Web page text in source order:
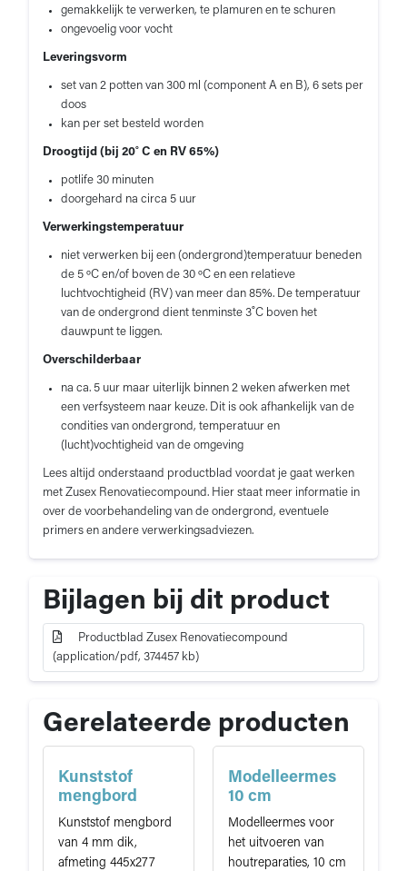
gemakkelijk te verwerken, te plamuren en te schuren
ongevoelig voor vocht
Leveringsvorm
set van 2 potten van 300 ml (component A en B), 6 sets per
doos
kan per set besteld worden
Droogtijd (bij 20˚ C en RV 65%)
potlife 30 minuten
doorgehard na circa 5 uur
Verwerkingstemperatuur
niet verwerken bij een (ondergrond)temperatuur beneden
de 5 ºC en/of boven de 30 ºC en een relatieve
luchtvochtigheid (RV) van meer dan 85%. De temperatuur
van de ondergrond dient tenminste 3˚C boven het
dauwpunt te liggen.
Overschilderbaar
na ca. 5 uur maar uiterlijk binnen 2 weken afwerken met
een verfsysteem naar keuze. Dit is ook afhankelijk van de
condities van ondergrond, temperatuur en
(lucht)vochtigheid van de omgeving
Lees altijd onderstaand productblad voordat je gaat werken
met Zusex Renovatiecompound. Hier staat meer informatie in
over de voorbehandeling van de ondergrond, eventuele
primers en andere verwerkingsadviezen.
Bijlagen bij dit product
Productblad Zusex Renovatiecompound
(application/pdf, 374457 kb)
Gerelateerde producten
Kunststof
mengbord
Kunststof mengbord
van 4 mm dik,
afmeting 445x277
Modelleermes
10 cm
Modelleermes voor
het uitvoeren van
houtreparaties, 10 cm